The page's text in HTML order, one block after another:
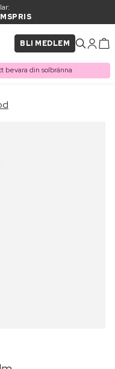
BLI MEDLEM
bevara din solbränna
med